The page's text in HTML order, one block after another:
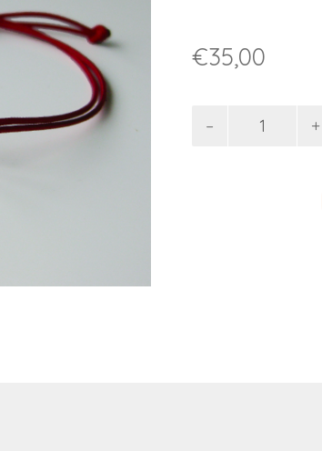
€35,00
voor